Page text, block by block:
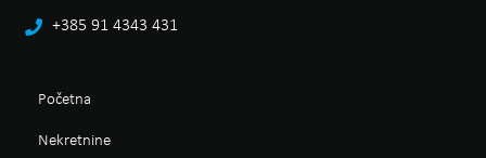
+385 91 4343 431
Početna
Nekretnine